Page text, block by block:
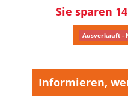
Sie sparen
Ausverkauft -
Informieren,